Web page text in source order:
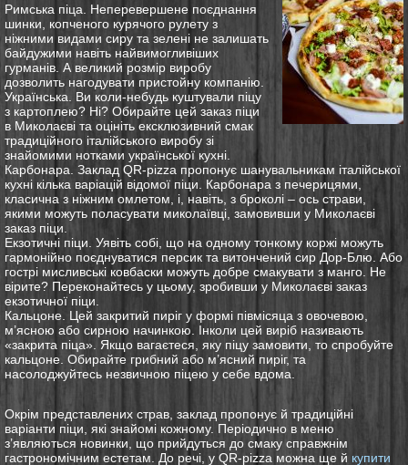
Римська піца. Неперевершене поєднання
шинки, копченого курячого рулету з
ніжними видами сиру та зелені не залишать
байдужими навіть найвимогливіших
гурманів. А великий розмір виробу
дозволить нагодувати пристойну компанію.
Українська. Ви коли-небудь куштували піцу
з картоплею? Ні? Обирайте цей заказ піци
в Миколаєві та оцініть ексклюзивний смак
традиційного італійського виробу зі
знайомими нотками української кухні.
Карбонара. Заклад QR-pizza пропонує шанувальникам італійської
кухні кілька варіацій відомої піци. Карбонара з печерицями,
класична з ніжним омлетом, і, навіть, з броколі – ось страви,
якими можуть поласувати миколаївці, замовивши у Миколаєві
заказ піци
Екзотичні піци. Уявіть собі, що на одному тонкому коржі можуть
гармонійно поєднуватися персик та витончений сир Дор-Блю. Або
гострі мисливські ковбаски можуть добре смакувати з манго. Не
вірите? Переконайтесь у цьому, зробивши у Миколаєві заказ
екзотичної піци.
Кальцоне. Цей закритий пиріг у формі півмісяца з овочевою,
м’ясною або сирною начинкою. Інколи цей виріб називають
«закрита піца». Якщо вагаєтеся, яку піцу замовити , то спробуйте
кальцоне. Обирайте грибний або м’ясний пиріг, та
насолоджуйтесь незвичною піцею у себе вдома.
Окрім представлених страв, заклад пропонує й традиційні
варіанти піци, які знайомі кожному. Періодично в меню
з’являються новинки, що прийдуться до смаку справжнім
гастрономічним естетам. До речі, у QR-pizza можна ще й купити